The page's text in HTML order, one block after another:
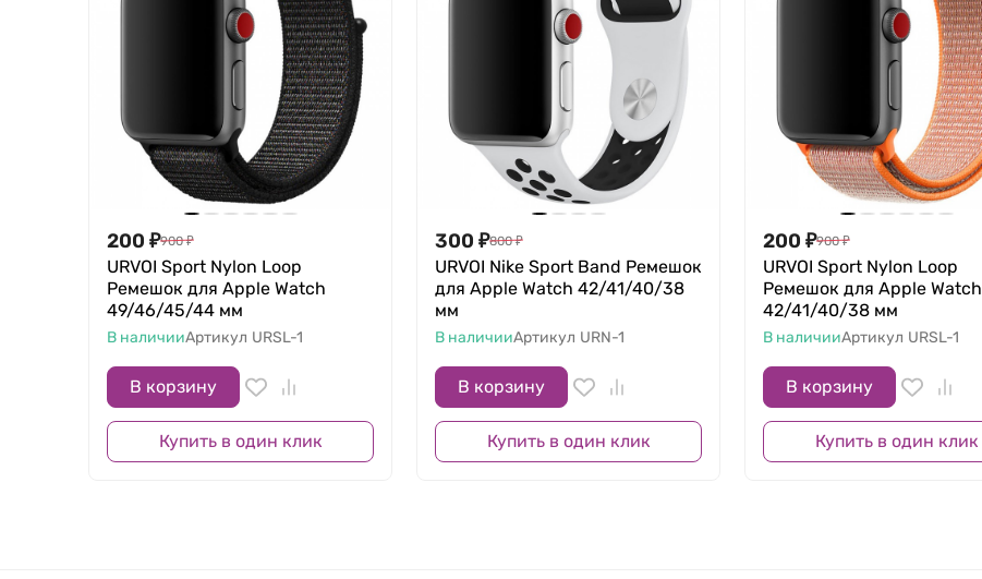
200 ₽900 ₽
URVOI Sport Nylon Loop
Ремешок для Apple Watch
49/46/45/44 мм
В наличииАртикул URSL-1
В корзину
Купить в один клик
300 ₽800 ₽
URVOI Nike Sport Band Ремешок
для Apple Watch 42/41/40/38
мм
В наличииАртикул URN-1
В корзину
Купить в один клик
200 ₽900 ₽
URVOI Sport Nylon Loop
Ремешок для Apple Watch
42/41/40/38 мм
В наличииАртикул URSL-1
В корзину
Купить в один клик